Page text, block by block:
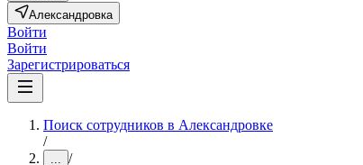
Александровка
Войти
Войти
Зарегистрироваться
Поиск сотрудников в Александровке
/
... /